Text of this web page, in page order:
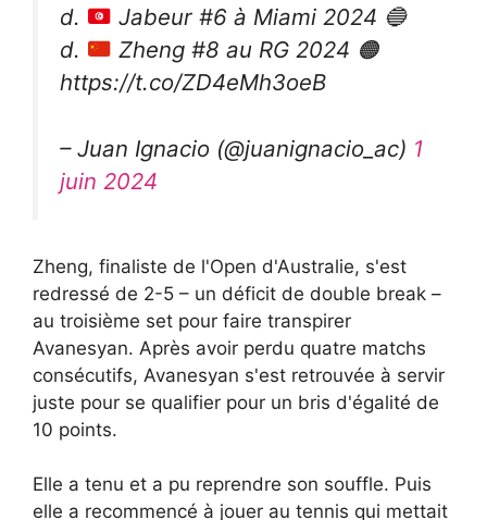
d.
Jabeur #6 à Miami 2024 🔵
d.
Zheng #8 au RG 2024 🟠
https://t.co/ZD4eMh3oeB
– Juan Ignacio (@juanignacio_ac) 1
juin 2024
Zheng, finaliste de l'Open d'Australie, s'est
redressé de 2-5 – un déficit de double break –
au troisième set pour faire transpirer
Avanesyan. Après avoir perdu quatre matchs
consécutifs, Avanesyan s'est retrouvée à servir
juste pour se qualifier pour un bris d'égalité de
10 points.
Elle a tenu et a pu reprendre son souffle. Puis
elle a recommencé à jouer au tennis qui mettait